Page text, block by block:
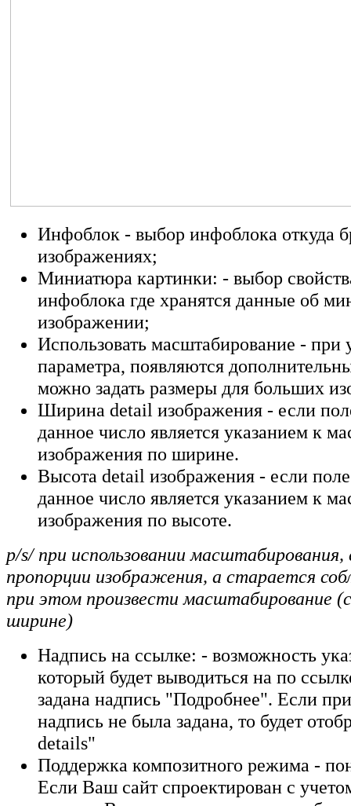
Инфоблок - выбор инфоблока откуда
изображениях;
Миниатюра картинки: - выбор
инфоблока где хранятся данные об
изображении;
Использовать масштабирование - при
параметра, появляются
можно задать размеры для больших
Ширина detail изображения - если
данное число является указанием к
изображения по ширине.
Высота detail изображения - если
данное число является указанием к
изображения по высоте.
p/s/ при использовании
пропорции изображения, а старается
при этом произвести масштабирование
ширине)
Надпись на ссылке: - возможность
который будет выводиться на по
задана надпись "Подробнее". Если
надпись не была задана, то будет
details"
Поддержка композитного режима -
Если Ваш сайт спроектирован с